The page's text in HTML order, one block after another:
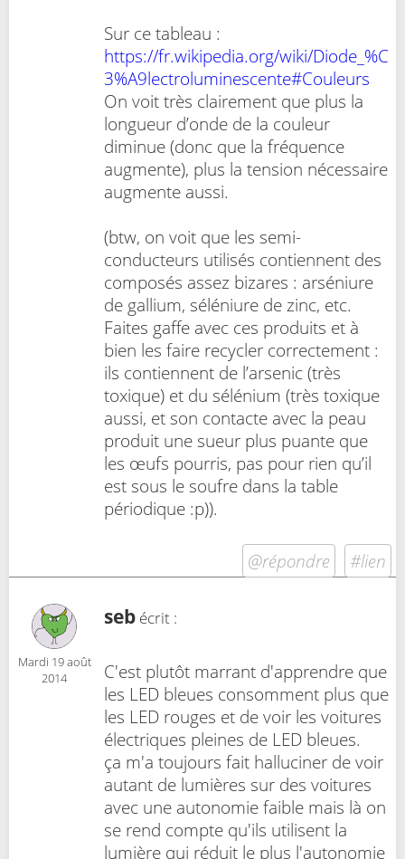
Sur ce tableau :
https://fr.wikipedia.org/wiki/Diode_%C
3%A9lectroluminescente#Couleurs
On voit très clairement que plus la
longueur d’onde de la couleur
diminue (donc que la fréquence
augmente), plus la tension nécessaire
augmente aussi.
(btw, on voit que les semi-
conducteurs utilisés contiennent des
composés assez bizares : arséniure
de gallium, séléniure de zinc, etc.
Faites gaffe avec ces produits et à
bien les faire recycler correctement :
ils contiennent de l’arsenic (très
toxique) et du sélénium (très toxique
aussi, et son contacte avec la peau
produit une sueur plus puante que
les œufs pourris, pas pour rien qu’il
est sous le soufre dans la table
périodique :p)).
@répondre #lien
Mardi 19 août
2014
seb écrit :
C'est plutôt marrant d'apprendre que
les LED bleues consomment plus que
les LED rouges et de voir les voitures
électriques pleines de LED bleues.
ça m'a toujours fait halluciner de voir
autant de lumières sur des voitures
avec une autonomie faible mais là on
se rend compte qu'ils utilisent la
lumière qui réduit le plus l'autonomie